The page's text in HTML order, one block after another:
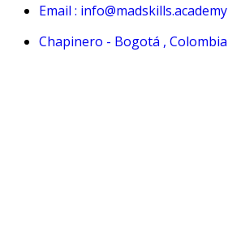
Email : info@madskills.academy
Chapinero - Bogotá , Colombia